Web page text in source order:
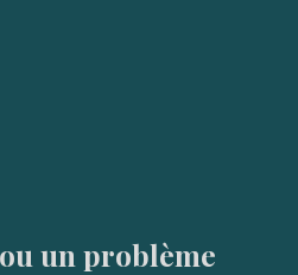
un problème